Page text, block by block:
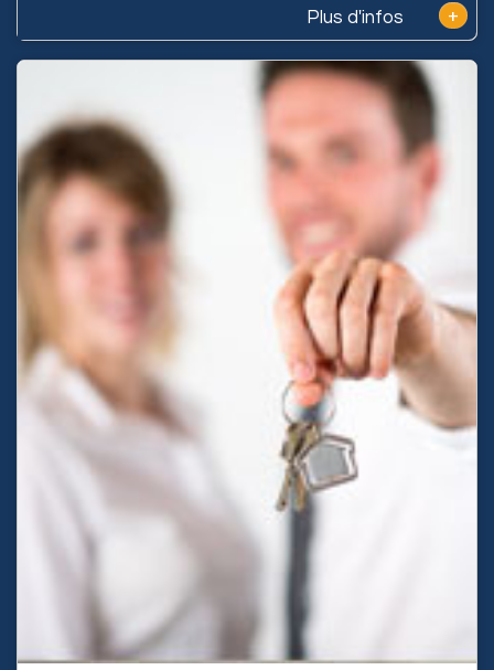
Plus d'infos +